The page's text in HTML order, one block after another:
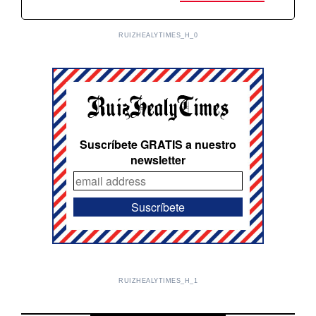
RUIZHEALYTIMES_H_0
Suscríbete GRATIS a nuestro
newsletter
RUIZHEALYTIMES_H_1